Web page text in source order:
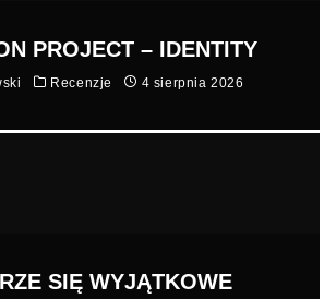
PROJECT – IDENTITY
Recenzje 4 sierpnia 2026
SIĘ WYJĄTKOWE